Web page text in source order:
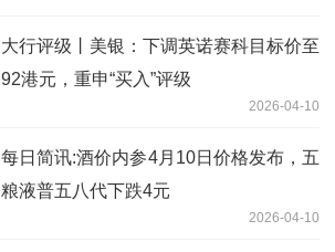
大行评级丨美银：下调英诺赛科目标价至
92港元，重申“买入”评级
2026-04-10
每日简讯:酒价内参4月10日价格发布，五
粮液普五八代下跌4元
2026-04-10